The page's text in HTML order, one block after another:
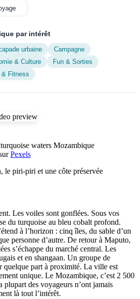
par intérêt
urbaine
Campagne
& Culture
Fun & Sorties
& Fitness
Pexels
le piri-piri et une côte préservée
Les voiles sont gonflées. Sous vos
du turquoise au bleu cobalt profond.
à l’horizon : cinq îles, du sable d’un
personne d’autre. De retour à Maputo,
s’échappe du marché central. Les
et en shangaan. Un groupe de
quelque part à proximité. La ville est
unique. Le Mozambique, c’est 2 500
plupart des voyageurs n’ont jamais
là tout l’intérêt.